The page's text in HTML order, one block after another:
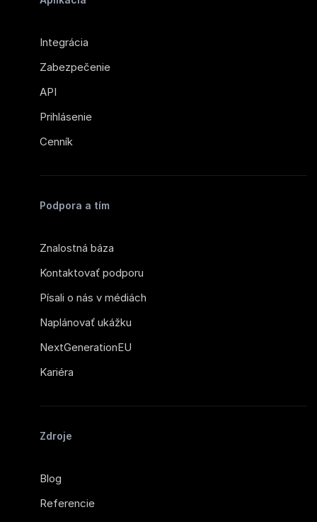
Integrácia
Zabezpečenie
API
Prihlásenie
Cenník
Podpora a tím
Znalostná báza
Kontaktovať podporu
Písali o nás v médiách
Naplánovať ukážku
NextGenerationEU
Kariéra
Zdroje
Blog
Referencie